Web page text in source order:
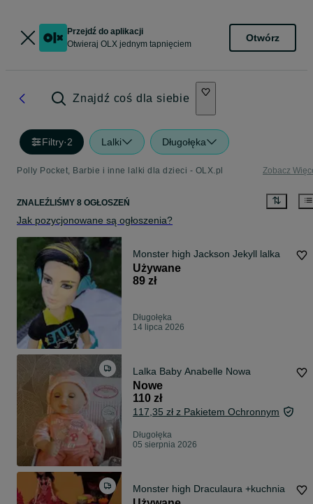
Przejdź do aplikacji
Otwieraj OLX jednym tapnięciem
Otwórz
Znajdź coś dla siebie
Filtry·2 Lalki Długołęka
Polly Pocket, Barbie i inne lalki dla dzieci - OLX.pl Zobacz
ZNALEŹLIŚMY 8 OGŁOSZEŃ
Jak pozycjonowane są ogłoszenia?
Monster high Jackson Jekyll lalka
Używane
89 zł
Długołęka
14 lipca 2026
Lalka Baby Anabelle Nowa
Nowe
110 zł
117,35 zł z Pakietem Ochronnym
Długołęka
05 sierpnia 2026
Monster high Draculaura +kuchnia